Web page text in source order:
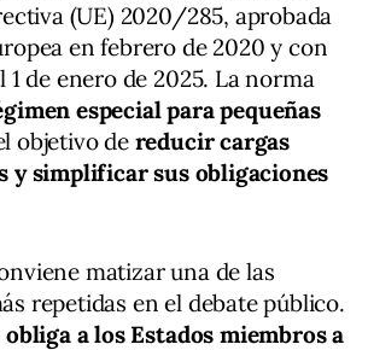
(UE) 2020/285, aprobada
en febrero de 2020 y con
1 de enero de 2025. La norma
especial para pequeñas
objetivo de reducir cargas
y simplificar sus obligaciones
matizar una de las
repetidas en el debate público.
a los Estados miembros a